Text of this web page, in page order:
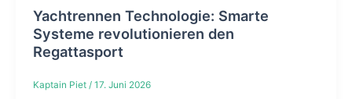
Yachtrennen Technologie: Smarte
Systeme revolutionieren den
Regattasport
Kaptain Piet / 17. Juni 2026